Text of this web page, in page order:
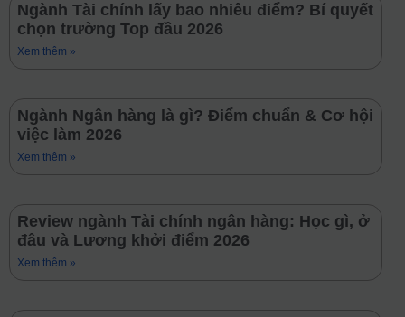
Ngành Tài chính lấy bao nhiêu điểm? Bí quyết
chọn trường Top đầu 2026
Xem thêm »
Ngành Ngân hàng là gì? Điểm chuẩn & Cơ hội
việc làm 2026
Xem thêm »
Review ngành Tài chính ngân hàng: Học gì, ở
đâu và Lương khởi điểm 2026
Xem thêm »